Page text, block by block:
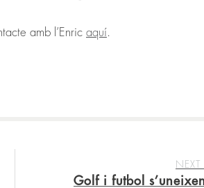
amb l’Enric aquí.
NEXT
Golf i futbol